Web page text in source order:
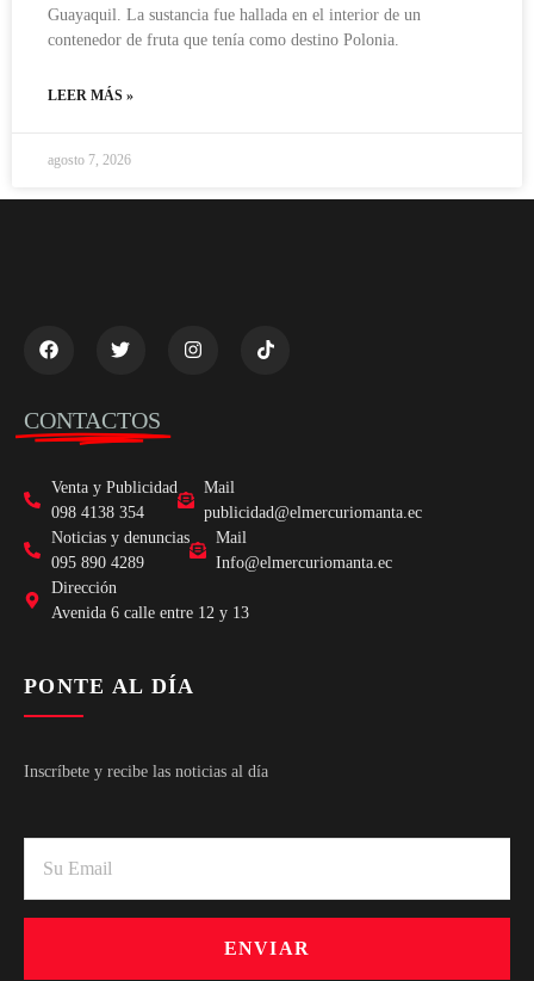
Guayaquil. La sustancia fue hallada en el interior de un
contenedor de fruta que tenía como destino Polonia.
LEER MÁS »
agosto 7, 2026
CONTACTOS
Venta y Publicidad
098 4138 354
Mail
publicidad@elmercuriomanta.ec
Noticias y denuncias
095 890 4289
Mail
Info@elmercuriomanta.ec
Dirección
Avenida 6 calle entre 12 y 13
PONTE AL DÍA
Inscríbete y recibe las noticias al día
ENVIAR